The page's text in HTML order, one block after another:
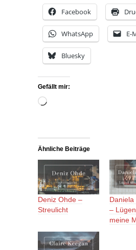
Facebook
WhatsApp E-
Bluesky
Gefällt mir:
Wird
Ähnliche Beiträge
Deniz Ohde –
Streulicht
–
meine